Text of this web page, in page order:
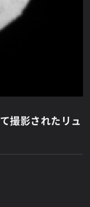
撮影されたリュ